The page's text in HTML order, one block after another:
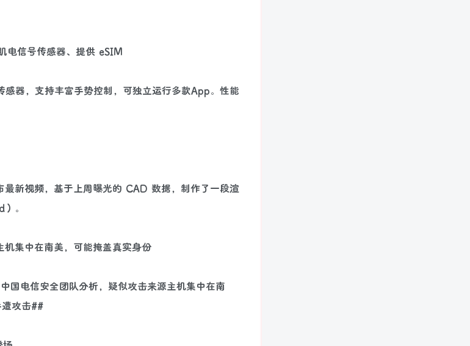
电信号传感器、提供 eSIM
器，支持丰富手势控制，可独立运行多款App。性能
新视频，基于上周曝光的 CAD 数据，制作了一段渲
。
集中在南美，可能掩盖真实身份
电信安全团队分析，疑似攻击来源主机集中在南
攻击##